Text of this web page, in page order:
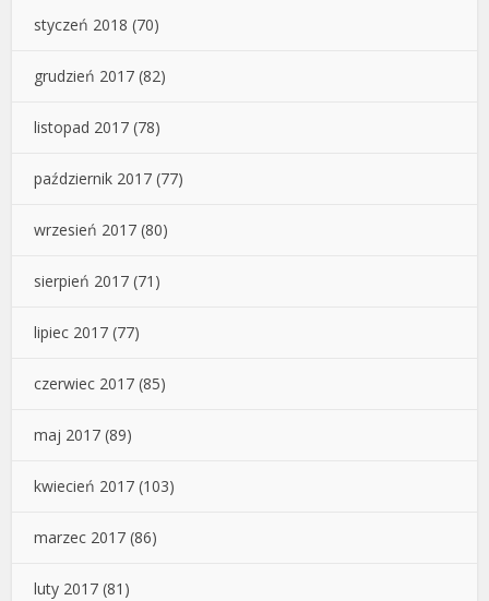
styczeń 2018 (70)
grudzień 2017 (82)
listopad 2017 (78)
październik 2017 (77)
wrzesień 2017 (80)
sierpień 2017 (71)
lipiec 2017 (77)
czerwiec 2017 (85)
maj 2017 (89)
kwiecień 2017 (103)
marzec 2017 (86)
luty 2017 (81)